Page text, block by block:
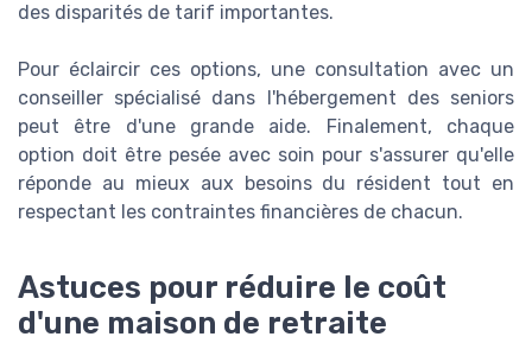
des disparités de tarif importantes.
Pour éclaircir ces options, une consultation avec un
conseiller spécialisé dans l'hébergement des seniors
peut être d'une grande aide. Finalement, chaque
option doit être pesée avec soin pour s'assurer qu'elle
réponde au mieux aux besoins du résident tout en
respectant les contraintes financières de chacun.
Astuces pour réduire le coût
d'une maison de retraite